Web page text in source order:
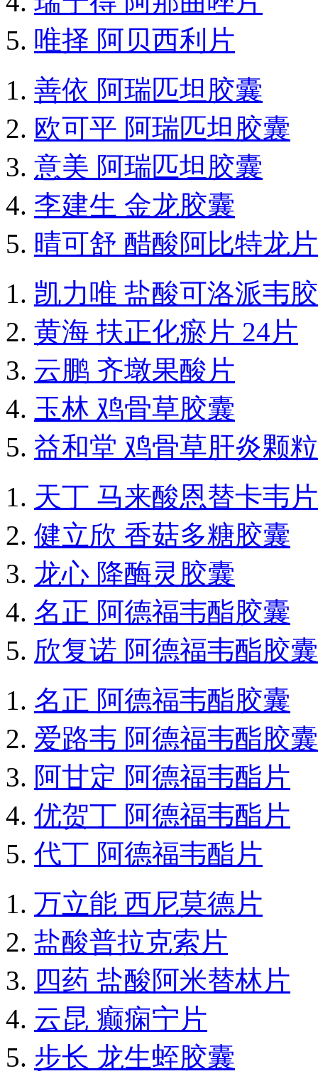
唯择 阿贝西利片
善依 阿瑞匹坦胶囊
欧可平 阿瑞匹坦胶囊
意美 阿瑞匹坦胶囊
李建生 金龙胶囊
晴可舒 醋酸阿比特龙片
凯力唯 盐酸可洛派韦
黄海 扶正化瘀片 24片
云鹏 齐墩果酸片
玉林 鸡骨草胶囊
益和堂 鸡骨草肝炎颗粒
天丁 马来酸恩替卡韦片
健立欣 香菇多糖胶囊
龙心 降酶灵胶囊
名正 阿德福韦酯胶囊
欣复诺 阿德福韦酯胶囊
名正 阿德福韦酯胶囊
爱路韦 阿德福韦酯胶囊
阿甘定 阿德福韦酯片
优贺丁 阿德福韦酯片
代丁 阿德福韦酯片
万立能 西尼莫德片
盐酸普拉克索片
四药 盐酸阿米替林片
云昆 癫痫宁片
步长 龙生蛭胶囊